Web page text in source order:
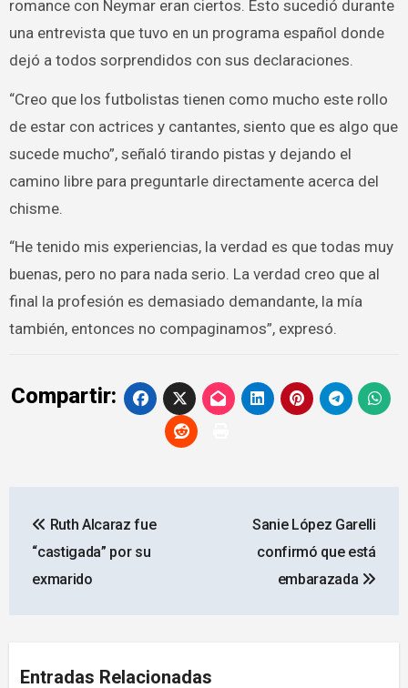
romance con Neymar eran ciertos. Esto sucedió durante
una entrevista que tuvo en un programa español donde
dejó a todos sorprendidos con sus declaraciones.
“Creo que los futbolistas tienen como mucho este rollo
de estar con actrices y cantantes, siento que es algo que
sucede mucho”, señaló tirando pistas y dejando el
camino libre para preguntarle directamente acerca del
chisme.
“He tenido mis experiencias, la verdad es que todas muy
buenas, pero no para nada serio. La verdad creo que al
final la profesión es demasiado demandante, la mía
también, entonces no compaginamos”, expresó.
Compartir:
de
entradas
Ruth Alcaraz fue
“castigada” por su
exmarido
Sanie López Garelli
confirmó que está
embarazada
Entradas Relacionadas